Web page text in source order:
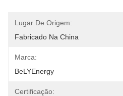
Lugar De Origem:
Fabricado Na China
Marca:
BeLYEnergy
Certificação: